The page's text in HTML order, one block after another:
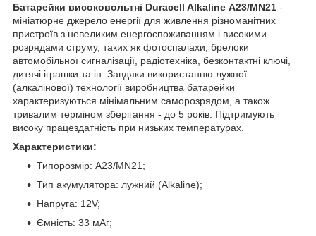
Батарейки високовольтні Duracell Alkaline А23/MN21 -
мініатюрне джерело енергії для живлення різноманітних
пристроїв з невеликим енергоспоживанням і високими
розрядами струму, таких як фотоспалахи, брелоки
автомобільної сигналізації, радіотехніка, безконтактні ключі,
дитячі іграшки та ін. Завдяки використанню лужної
(алкалінової) технології виробництва батарейки
характеризуються мінімальним саморозрядом, а також
тривалим терміном зберігання - до 5 років. Підтримують
високу працездатність при низьких температурах.
Характеристики:
Типорозмір: А23/MN21;
Тип акумулятора: лужний (Alkaline);
Напруга: 12V;
Ємність: 33 мАг;